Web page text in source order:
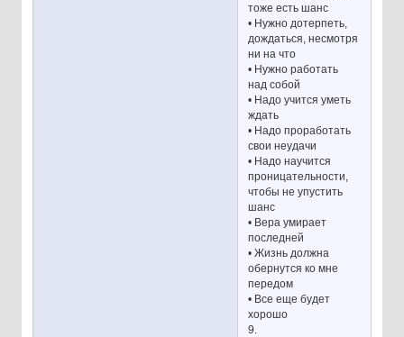
тоже есть шанс
• Нужно дотерпеть,
дождаться, несмотря
ни на что
• Нужно работать
над собой
• Надо учится уметь
ждать
• Надо проработать
свои неудачи
• Надо научится
проницательности,
чтобы не упустить
шанс
• Вера умирает
последней
• Жизнь должна
обернутся ко мне
передом
• Все еще будет
хорошо
9.